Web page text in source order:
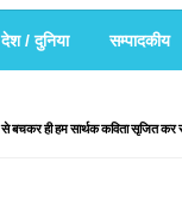
देश / दुनिया सम्पादकीय
से बचकर ही हम सार्थक कविता सृजित कर